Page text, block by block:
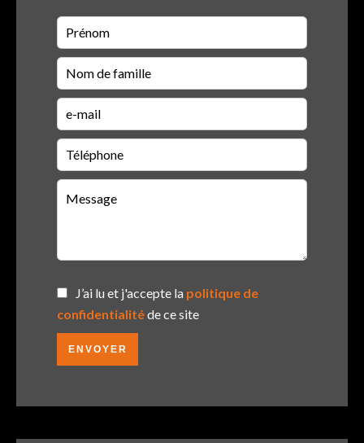
J’ai lu et j'accepte la politique de
confidentialitéde ce site
ENVOYER